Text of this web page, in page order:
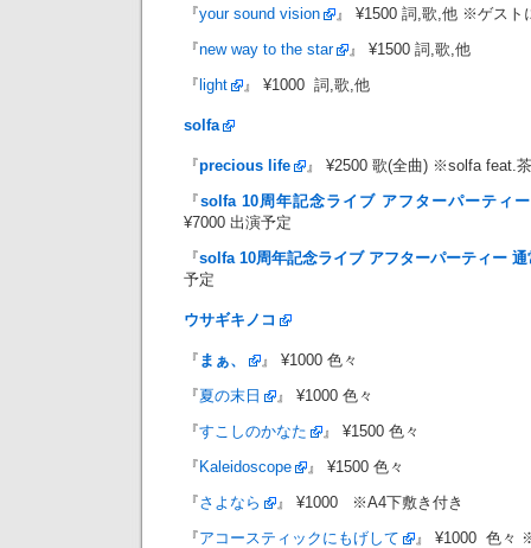
『your sound vision
』 ¥1500 詞,歌,他 ※ゲスト
『new way to the star
』 ¥1500 詞,歌,他
『 light 』 ¥1000 詞,歌,他
solfa
『precious life
』 ¥2500 歌(全曲) ※solfa feat.
『solfa 10周年記念ライブ アフターパーティ
¥7000 出演予定
『solfa 10周年記念ライブ アフターパーティー
予定
ウサギキノコ
『 まぁ、
』 ¥1000 色々
『夏の末日
』 ¥1000 色々
『すこしのかなた
』 ¥1500 色々
『Kaleidoscope
』 ¥1500 色々
『さよなら
』 ¥1000 ※A4下敷き付き
『アコースティックにもげして
』 ¥1000 色々